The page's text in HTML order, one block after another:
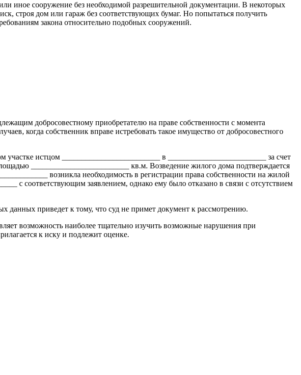
иное сооружение без необходимой разрешительной документации. В некоторых
строя дом или гараж без соответствующих бумаг. Но попытаться получить
закона относительно подобных сооружений.
добросовестному приобретателю на праве собственности с момента
когда собственник вправе истребовать такое имущество от добросовестного
истцом _________________________ в _________________________ за счет
_________________________ кв.м. Возведение жилого дома подтверждается
возникла необходимость в регистрации права собственности на жилой
с соответствующим заявлением, однако ему было отказано в связи с отсутствием
данных приведет к тому, что суд не примет документ к рассмотрению.
возможность наиболее тщательно изучить возможные нарушения при
к иску и подлежит оценке.